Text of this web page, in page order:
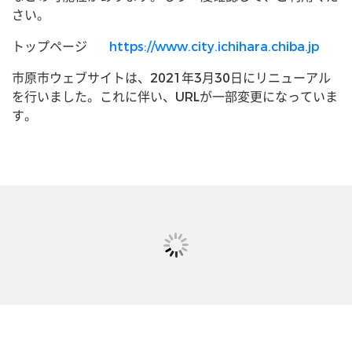
さい。
トップページ https://www.city.ichihara.chiba.jp
市原市ウェブサイトは、2021年3月30日にリニューアル
を行いました。これに伴い、URLが一部変更になっていま
す。